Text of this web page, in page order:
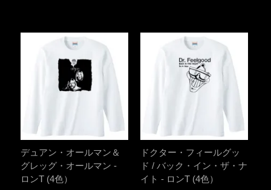
デュアン・オールマン＆
グレッグ・オールマン -
ロンT (4色）
ドクター・フィールグッ
ド / バック・イン・ザ・ナ
イト - ロンT (4色）